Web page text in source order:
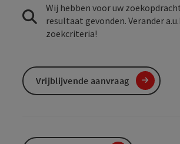
Wij hebben voor uw
resultaat gevonden. Verander
zoekcriteria!
Vrijblijvende aanvraag